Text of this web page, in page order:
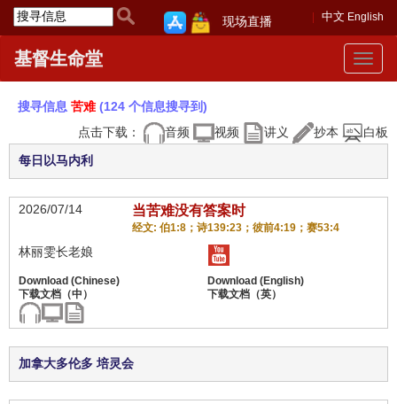
中文 English
现场直播
Toggle
基督生命堂
搜寻信息 苦难(124 个信息搜寻到)
点击下载：
音频 视频 讲义 抄本 白板
每日以马内利
2026/07/14 当苦难没有答案时
经文: 伯1:8；诗139:23；彼前4:19；赛53:4
林丽雯长老娘
加拿大多伦多 培灵会